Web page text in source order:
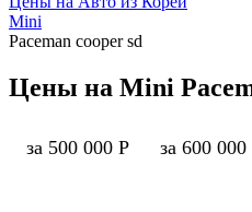
Mini
Paceman cooper sd
Цены на Mini
за 500 000 Р за 600 000